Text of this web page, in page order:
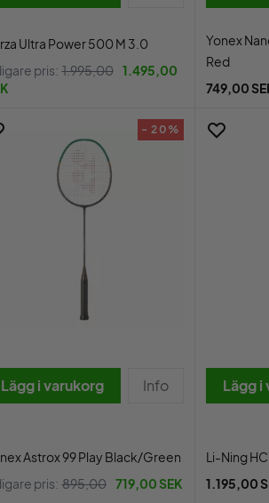
Ultra Power 500 M 3.0
pris: 1.995,00 1.495,00
Yonex
Red
749,00
- 20%
Lägg i varukorg Info
Astrox 99 Play Black/Green
pris: 895,00 719,00 SEK
Lägg i
Li-Ning
1.195,00